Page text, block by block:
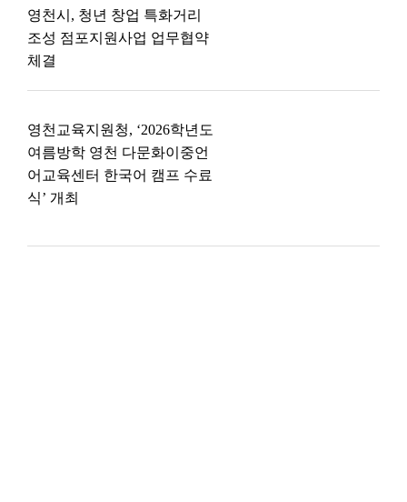
영천시, 청년 창업 특화거리
조성 점포지원사업 업무협약
체결
영천교육지원청, ‘2026학년도
여름방학 영천 다문화이중언
어교육센터 한국어 캠프 수료
식’ 개최